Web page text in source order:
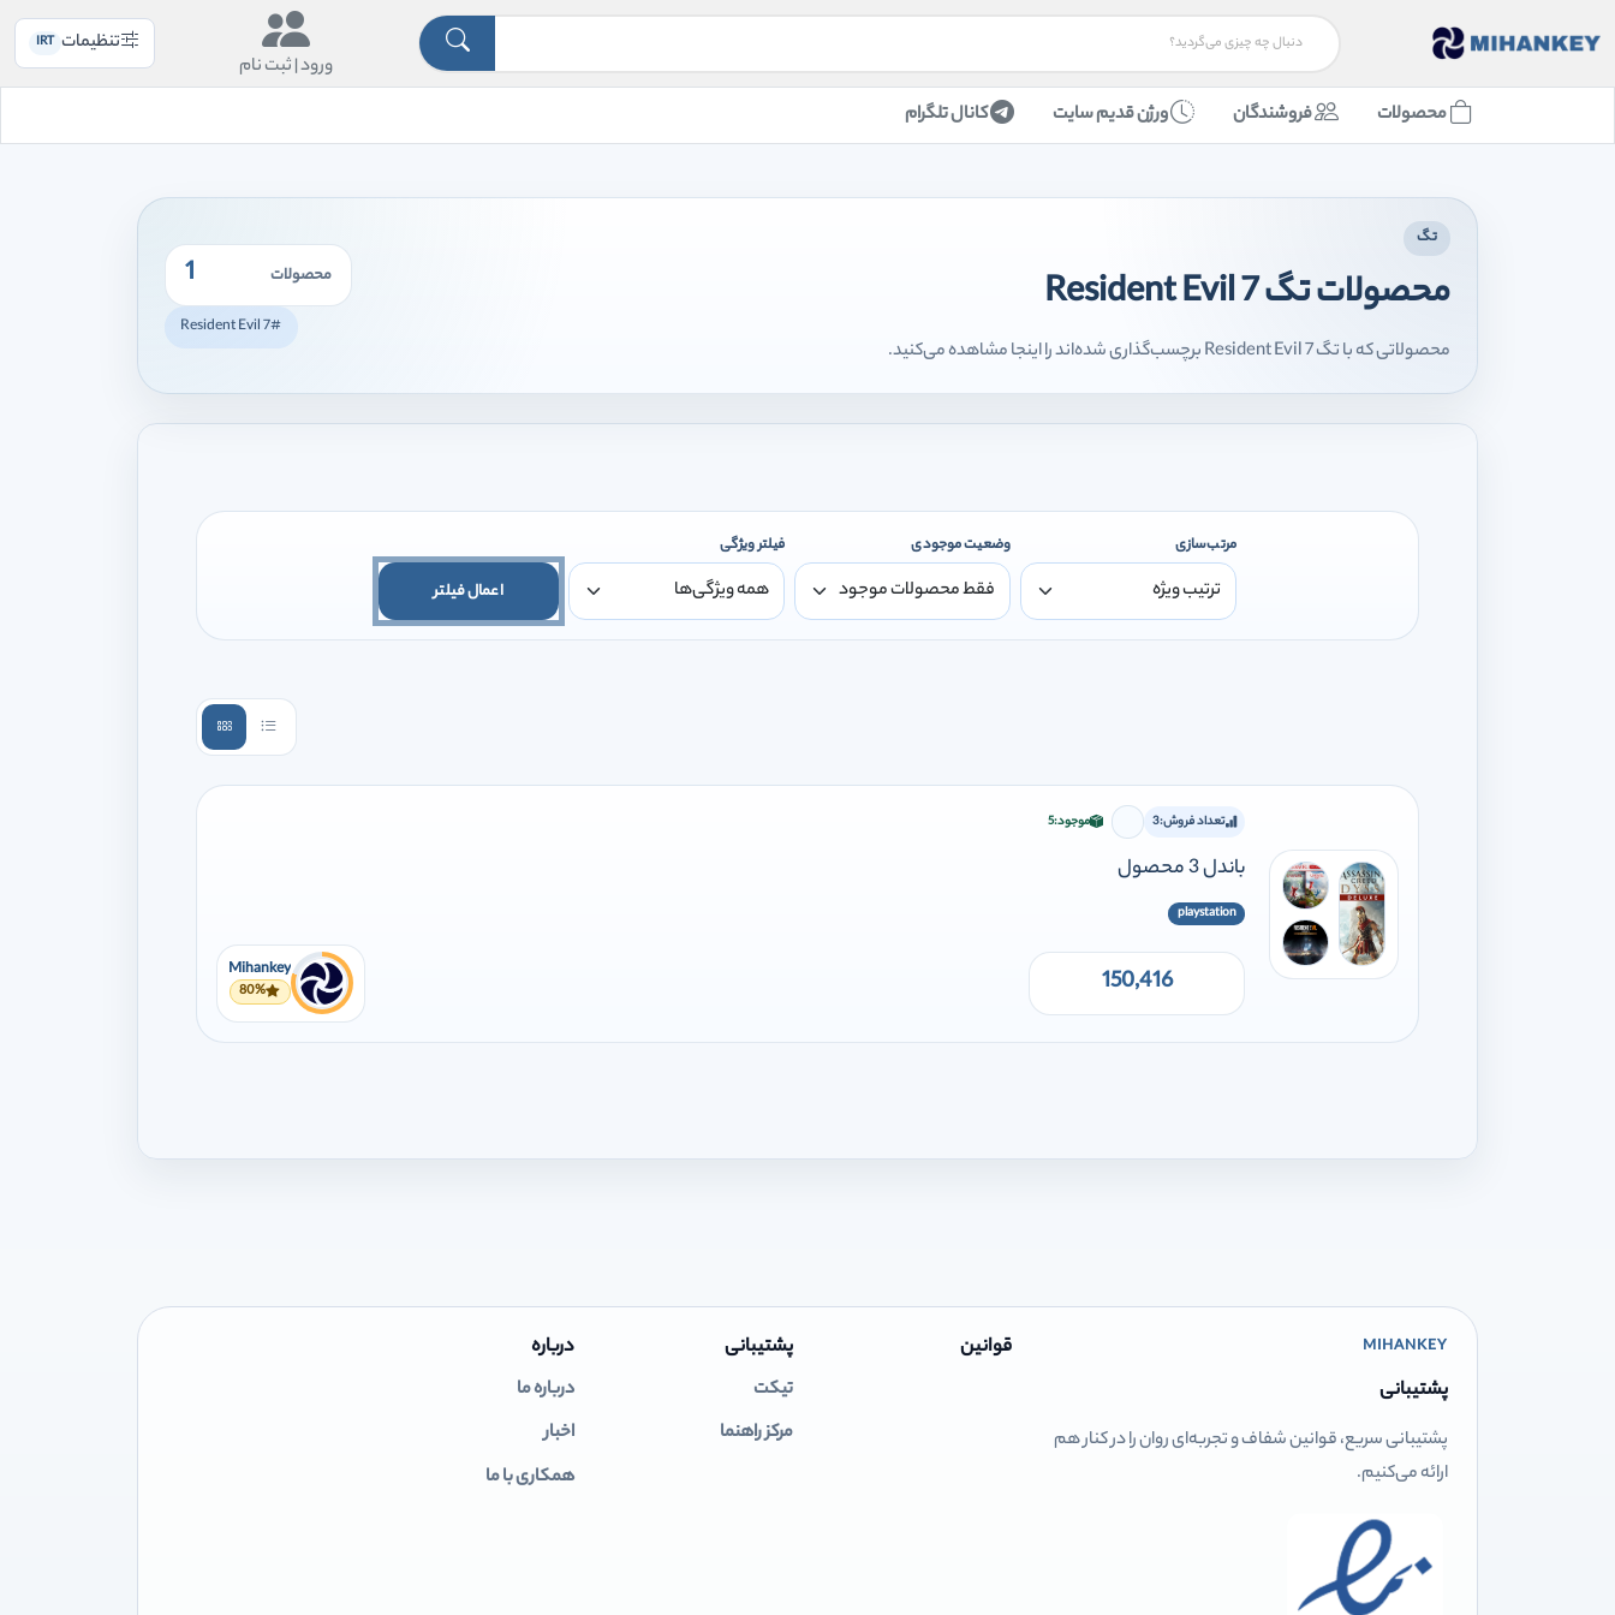
ورود |ثبت نام
تنظیمات IRT
محصولات فروشندگان ورژن قدیم سایت کانال تلگرام
تگ
محصولات تگ Resident Evil 7
محصولاتی که با تگ Resident Evil 7 برچسب‌گذاری شده‌اند را اینجا مشاهده می‌کنید.
محصولات 1
#Resident Evil 7
مرتب‌سازی وضعیت موجودی فیلتر ویژگی
اعمال فیلتر
تعداد فروش:3 برای افزودن وارد شوید
موجود:5
باندل 3 محصول
playstation
150,416
Mihankey
80%
MIHANKEY
پشتیبانی
پشتیبانی سریع، قوانین شفاف و تجربه‌ای روان را در کنار هم
ارائه می‌کنیم.
قوانین پشتیبانی
تیکت
مرکز راهنما
درباره
درباره ما
اخبار
همکاری با ما